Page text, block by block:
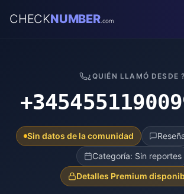
CHECKNUMBER.com
¿QUIÉN LLAMÓ DESDE ?
Sin datos de la comunidad
Categoría: Sin reportes
Detalles Premium